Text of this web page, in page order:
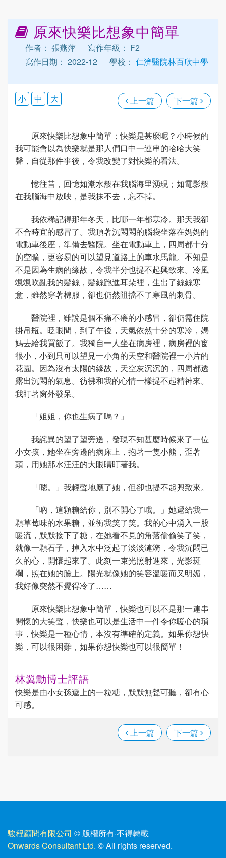
原來快樂比想象中簡單
作者： 張燕萍
寫作年級： F2
寫作日期： 2022-12
學校： 仁濟醫院林百欣中學
上一篇 下一篇
小 中 大
原來快樂比想象中簡單；快樂是甚麼呢？小時候的
我可能會以為快樂就是那人們口中一連串的哈哈大笑
聲，自從那件事後，令我改變了對快樂的看法。
憶往昔，回憶如潮水般在我腦海里湧現；如電影般
在我腦海中放映，是我抹不去，忘不掉。
我依稀記得那年冬天，比哪一年都寒冷。那天我卻
不合時宜的感冒了。我頂著沉悶悶的腦袋坐落在媽媽的
電動車後座，準備去醫院。坐在電動車上，四周都十分
的空曠，更容易的可以望見道路上的車水馬龍。不知是
不是因為生病的緣故，令我半分也提不起興致來。冷風
颯颯吹亂我的髮絲，髮絲跑進耳朵裡，生出了絲絲寒
意，雖然穿著棉服，卻也仍然阻擋不了寒風的刺骨。
醫院裡，雖說是個不痛不癢的小感冒，卻仍需住院
掛吊瓶。眨眼間，到了午後，天氣依然十分的寒冷，媽
媽去給我買飯了。我獨自一人坐在病房裡，病房裡的窗
很小，小到只可以望見一小角的天空和醫院裡一小片的
花園。因為沒有太陽的緣故，天空灰沉沉的，四周都透
露出沉悶的氣息。彷彿和我的心情一樣提不起精神來。
我盯著窗外發呆。
「姐姐，你也生病了嗎？」
我詫異的望了望旁邊，發現不知甚麼時候來了一位
小女孩，她坐在旁邊的病床上，抱著一隻小熊，歪著
頭，用她那水汪汪的大眼睛盯著我。
「嗯。」我輕聲地應了她，但卻也提不起興致來。
「吶，這顆糖給你，別不開心了哦。」她遞給我一
顆草莓味的水果糖，並衝我笑了笑。我的心中湧入一股
暖流，默默接下了糖，在她看不見的角落偷偷笑了笑，
就像一顆石子，掉入水中泛起了淡淡漣漪，令我沉悶已
久的心，開懷起來了。此刻一束光照射進來，光影斑
斕，照在她的臉上。陽光就像她的笑容溫暖而又明媚，
我好像突然不覺得冷了……
原來快樂比想象中簡單，快樂也可以不是那一連串
開懷的大笑聲，快樂也可以是生活中一件令你暖心的瑣
事，快樂是一種心情，本沒有準確的定義。如果你想快
樂，可以很困難，如果你想快樂也可以很簡單！
林翼勳博士評語
快樂是由小女孫遞上的一粒糖，默默無聲可聽，卻有心
可感。
上一篇 下一篇
駿程顧問有限公司 © 版權所有·不得轉載
Onwards Consultant Ltd. © All rights reserved.